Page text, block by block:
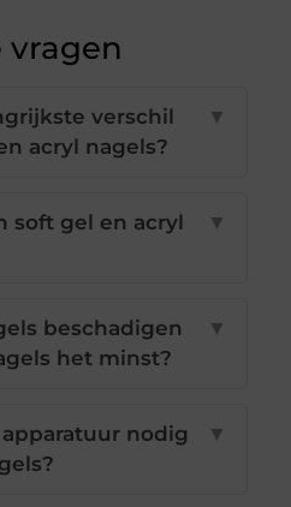
vragen
verschil
acryl nagels?
▼
soft gel en acryl
▼
beschadigen
het minst?
▼
nodig
▼